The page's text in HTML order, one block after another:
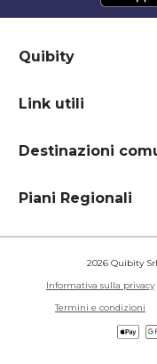
Quibity
Link utili
Destinazioni
Piani Regionali
2026 Quibity
Informativa sulla privacy
Termini e condizioni